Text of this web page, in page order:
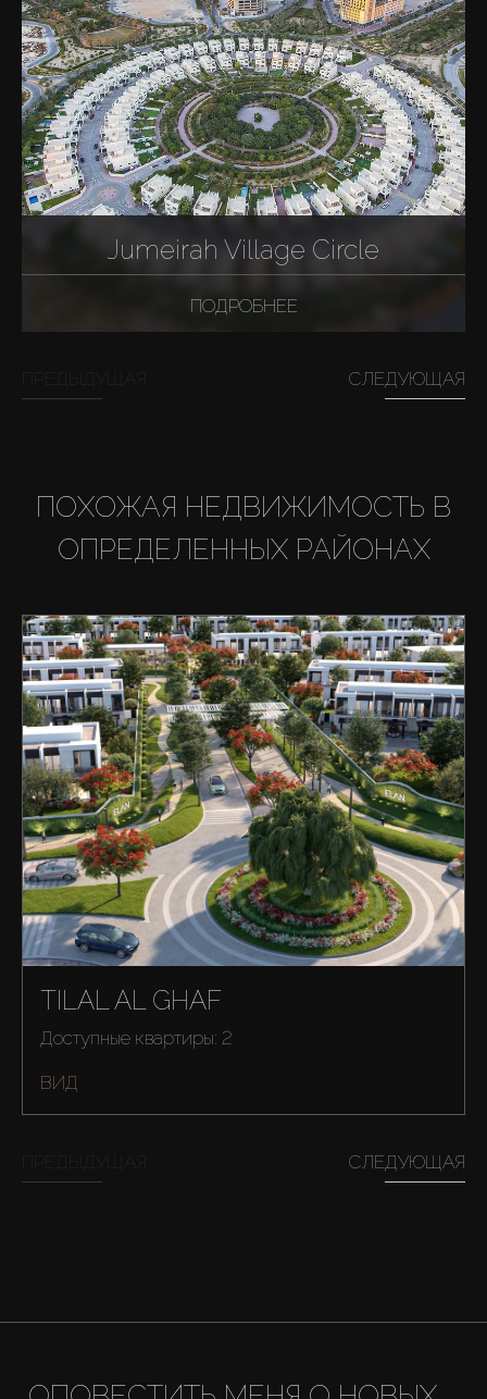
Jumeirah Village Circle
ПОДРОБНЕЕ
СЛЕДУЮЩАЯ
ПОХОЖАЯ НЕДВИЖИМОСТЬ В
ОПРЕДЕЛЕННЫХ РАЙОНАХ
TILAL AL GHAF
Доступные квартиры: 2
ВИД
СЛЕДУЮЩАЯ